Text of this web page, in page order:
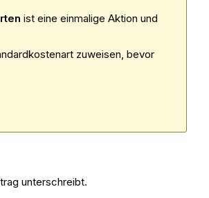
ist eine einmalige Aktion und
zuweisen, bevor
unterschreibt.